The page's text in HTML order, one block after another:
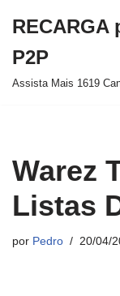
para
o
RECARGA
P2P
Assista Mais 1619
Warez
Listas
por Pedro 20/04/